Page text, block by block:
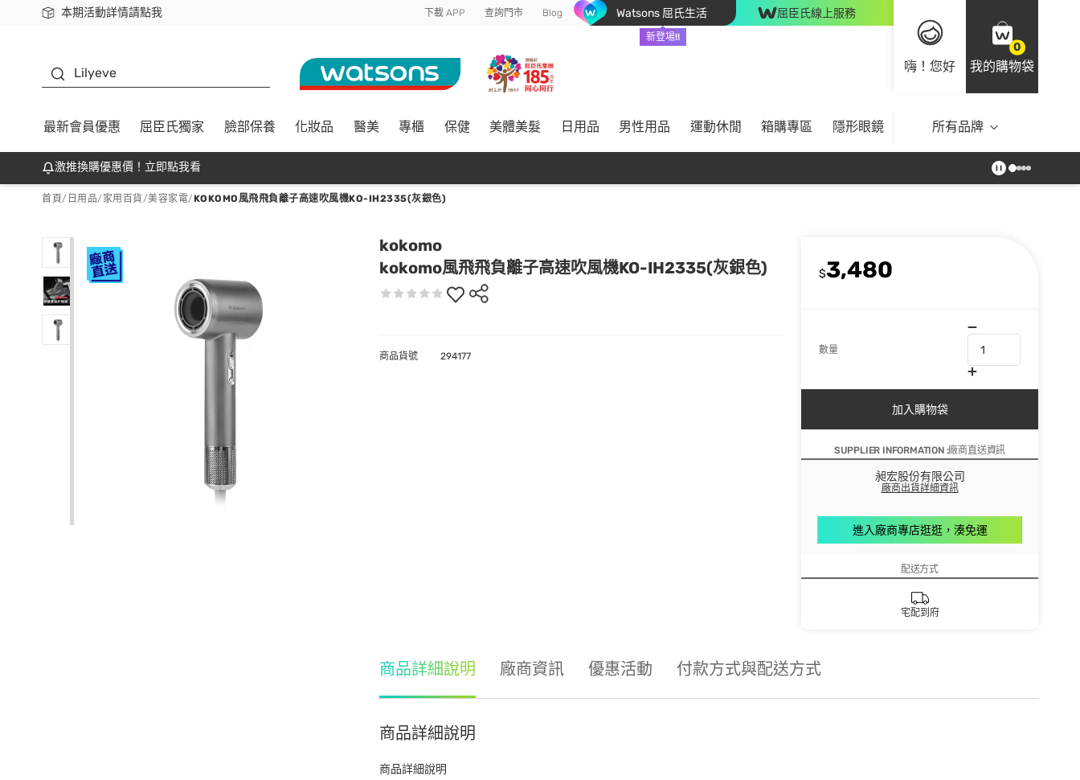
本期活動詳情請點我
下載app最高回饋$350 下載 APP 查詢門市 Blog Watsons 屈氏生活
新登場!!
屈臣氏線上服務
嗨！您好
0
我的購物袋
Lilyeve
最新會員優惠 屈臣氏獨家 臉部保養 化妝品 醫美 專櫃 保健 美體美髮 日用品 男性用品 運動休閒 箱購專區 隱形眼鏡 所有品牌
激推換購優惠價！立即點我看
首頁/ 日用品/ 家用百貨/美容家電/KOKOMO風飛飛負離子高速吹風機KO-IH2335(灰銀色)
kokomo
kokomo風飛飛負離子高速吹風機KO-IH2335(灰銀色)
$3,480
數量
加入購物袋
SUPPLIER INFORMATION :廠商直送資訊
昶宏股份有限公司
廠商出貨詳細資訊
進入廠商專店逛逛，湊免運
配送方式
宅配到府
商品貨號 294177
商品詳細說明 廠商資訊 優惠活動 付款方式與配送方式
商品詳細說明
商品詳細說明